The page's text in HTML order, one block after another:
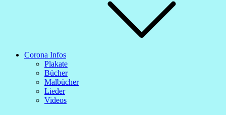
Corona Infos
Plakate
Bücher
Malbücher
Lieder
Videos